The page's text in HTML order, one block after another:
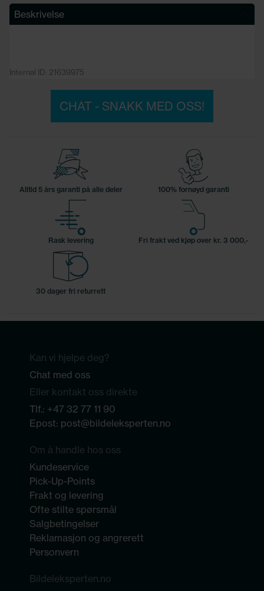
Beskrivelse
Internal ID: 21639975
CHAT - SNAKK MED OSS!
Alltid 5 års garanti på alle deler 100% fornøyd garanti
Rask levering Fri frakt ved kjøp over kr. 3 000,-
30 dager fri returrett
Kan vi hjelpe deg?
Chat med oss
Eller kontakt oss direkte
Tlf.: +47 32 77 11 90
Epost: post@bildeleksperten.no
Om å handle hos oss
Kundeservice
Pick-Up-Points
Frakt og levering
Ofte stilte spørsmål
Salgbetingelser
Reklamasjon og angrerett
Personvern
Bildeleksperten.no